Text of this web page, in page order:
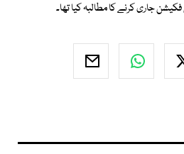
جاری کرنے کا مطالبہ کیا تھا۔